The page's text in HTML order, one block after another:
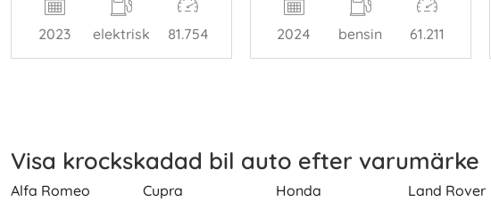
2023 elektrisk 81.754 2024 bensin 61.211
Visa krockskadad bil auto efter varumärke
Alfa Romeo
Cupra
Honda
Land Rover